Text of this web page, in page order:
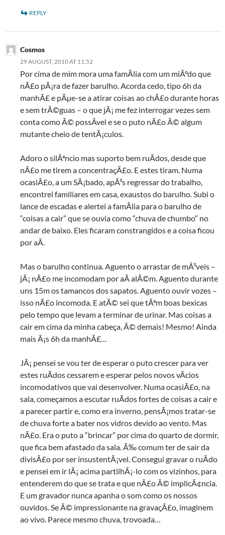
REPLY
Cosmos
29 AUGUST, 2010 AT 11:52
Por cima de mim mora uma famÃ­lia com um miÃºdo que
nÃ£o pÃ¡ra de fazer barulho. Acorda cedo, tipo 6h da
manhÃ£ e pÃµe-se a atirar coisas ao chÃ£o durante horas
e sem trÃ©guas – o que jÃ¡ me fez interrogar vezes sem
conta como Ã© possÃ­vel e se o puto nÃ£o Ã© algum
mutante cheio de tentÃ¡culos.
Adoro o silÃªncio mas suporto bem ruÃ­dos, desde que
nÃ£o me tirem a concentraçÃ£o. E estes tiram. Numa
ocasiÃ£o, a um SÃ¡bado, apÃ³s regressar do trabalho,
encontrei familiares em casa, exaustos do barulho. Subi o
lance de escadas e alertei a famÃ­lia para o barulho de
“coisas a cair” que se ouvia como “chuva de chumbo” no
andar de baixo. Eles ficaram constrangidos e a coisa ficou
por aÃ­.
Mas o barulho continua. Aguento o arrastar de mÃ³veis –
jÃ¡ nÃ£o me incomodam por aÃ­ alÃ©m. Aguento durante
uns 15m os tamancos dos sapatos. Aguento ouvir vozes –
isso nÃ£o incomoda. E atÃ© sei que tÃªm boas bexicas
pelo tempo que levam a terminar de urinar. Mas coisas a
cair em cima da minha cabeça, Ã© demais! Mesmo! Ainda
mais Ã¡s 6h da manhÃ£…
JÃ¡ pensei se vou ter de esperar o puto crescer para ver
estes ruÃ­dos cessarem e esperar pelos novos vÃ­cios
incomodativos que vai desenvolver. Numa ocasiÃ£o, na
sala, começamos a escutar ruÃ­dos fortes de coisas a cair e
a parecer partir e, como era inverno, pensÃ¡mos tratar-se
de chuva forte a bater nos vidros devido ao vento. Mas
nÃ£o. Era o puto a “brincar” por cima do quarto de dormir,
que fica bem afastado da sala. Ã‰ comum ter de sair da
divisÃ£o por ser insustentÃ¡vel. Consegui gravar o ruÃ­do
e pensei em ir lÃ¡ acima partilhÃ¡-lo com os vizinhos, para
entenderem do que se trata e que nÃ£o Ã© implicÃ¢ncia.
E um gravador nunca apanha o som como os nossos
ouvidos. Se Ã© impressionante na gravaçÃ£o, imaginem
ao vivo. Parece mesmo chuva, trovoada…